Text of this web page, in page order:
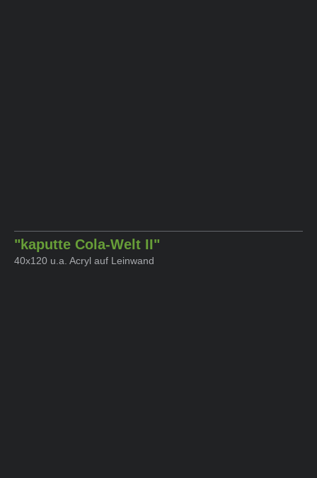
"kaputte Cola-Welt II"
40x120 u.a. Acryl auf Leinwand